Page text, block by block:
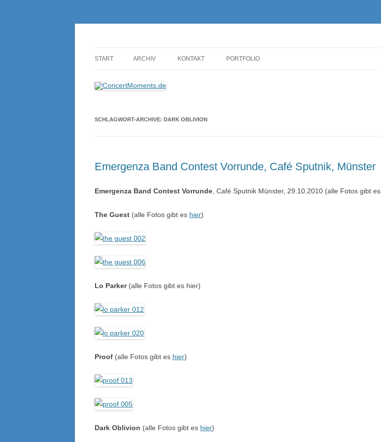
START ARCHIV KONTAKT PORTFOLIO
SCHLAGWORT-ARCHIVE: DARK OBLIVION
Emergenza Band Contest Vorrunde, Café Sputnik, Münster
Emergenza Band Contest Vorrunde , Café Sputnik Münster, 29.10.2010 (alle Fotos gibt es
The Guest (alle Fotos gibt es hier)
Lo Parker(alle Fotos gibt es hier)
Proof (alle Fotos gibt es hier)
Dark Oblivion (alle Fotos gibt es hier)